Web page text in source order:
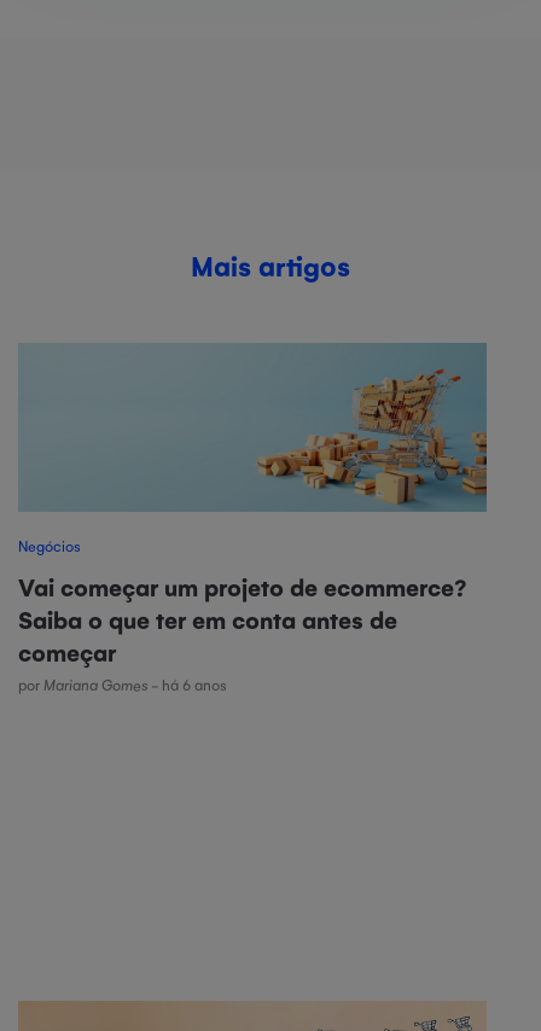
Mais artigos
Negócios
Vai começar um projeto de ecommerce?
Saiba o que ter em conta antes de
começar
porMariana Gomes - há 6 anos